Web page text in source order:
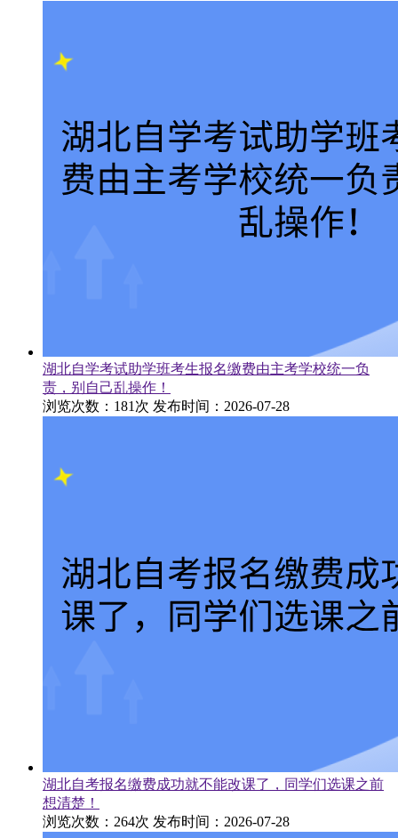
湖北自学考试助学班考生报名缴费由主考学校统一负
责，别自己乱操作！
浏览次数：181次 发布时间：2026-07-28
湖北自考报名缴费成功就不能改课了，同学们选课之前
想清楚！
浏览次数：264次 发布时间：2026-07-28